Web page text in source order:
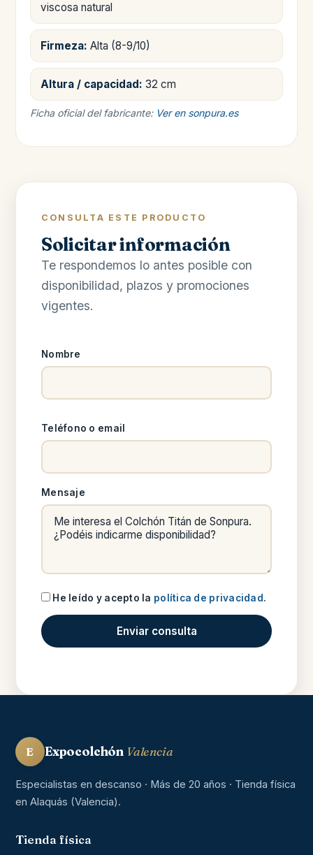
viscosa natural
Firmeza: Alta (8-9/10)
Altura / capacidad: 32 cm
Ficha oficial del fabricante: Ver en sonpura.es
CONSULTA ESTE PRODUCTO
Solicitar información
Te respondemos lo antes posible con
disponibilidad, plazos y promociones
vigentes.
Nombre
Teléfono o email
Mensaje
He leído y acepto la política de privacidad.
Enviar consulta
E Expocolchón Valencia
Especialistas en descanso · Más de 20 años · Tienda física
en Alaquás (Valencia).
Tienda física